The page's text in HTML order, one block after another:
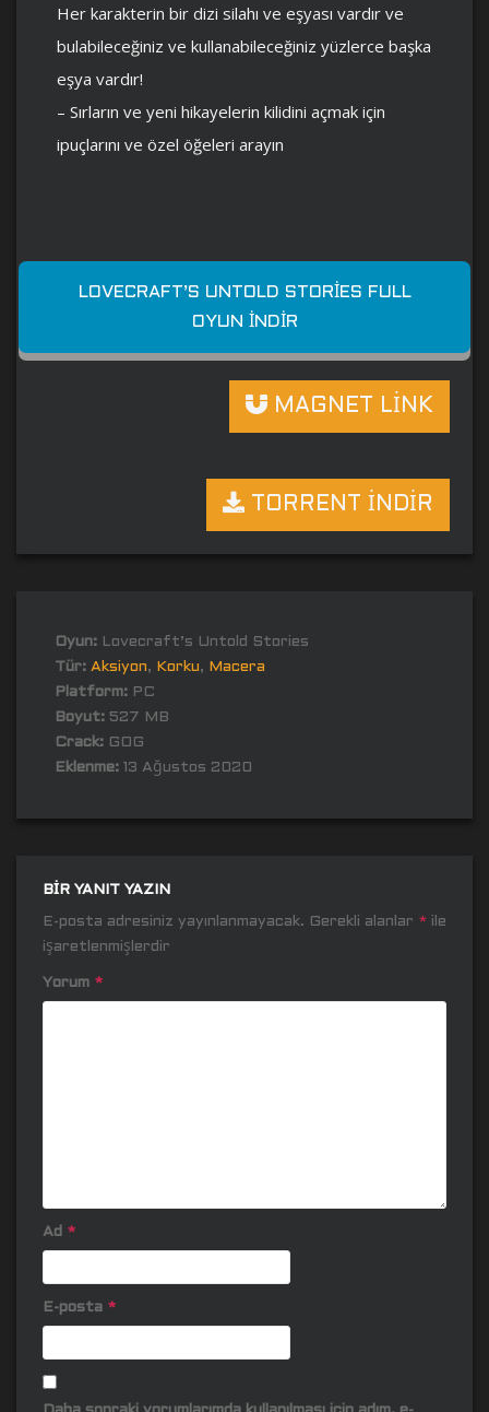
Her karakterin bir dizi silahı ve eşyası vardır ve
bulabileceğiniz ve kullanabileceğiniz yüzlerce başka
eşya vardır!
– Sırların ve yeni hikayelerin kilidini açmak için
ipuçlarını ve özel öğeleri arayın
LOVECRAFT’S UNTOLD STORIES FULL
OYUN İNDIR
MAGNET LİNK
TORRENT İNDİR
Oyun: Lovecraft’s Untold Stories
Tür: Aksiyon, Korku,
Macera
Platform: PC
Boyut: 527 MB
Crack: GOG
Eklenme: 13 Ağustos 2020
BIR YANIT YAZIN
E-posta adresiniz yayınlanmayacak. Gerekli alanlar * ile
işaretlenmişlerdir
Yorum *
Ad *
E-posta *